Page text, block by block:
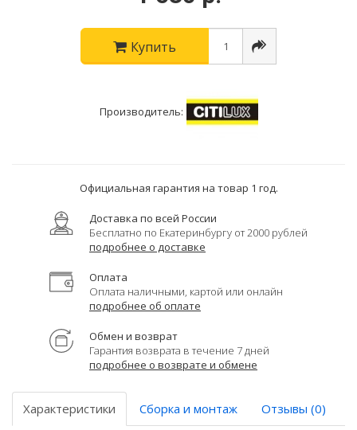
Купить
Производитель:
Официальная гарантия на товар 1 год.
Доставка по всей России
Бесплатно по Екатеринбургу от 2000 рублей
подробнее о доставке
Оплата
Оплата наличными, картой или онлайн
подробнее об оплате
Обмен и возврат
Гарантия возврата в течение 7 дней
подробнее о возврате и обмене
Характеристики Сборка и монтаж Отзывы (0)